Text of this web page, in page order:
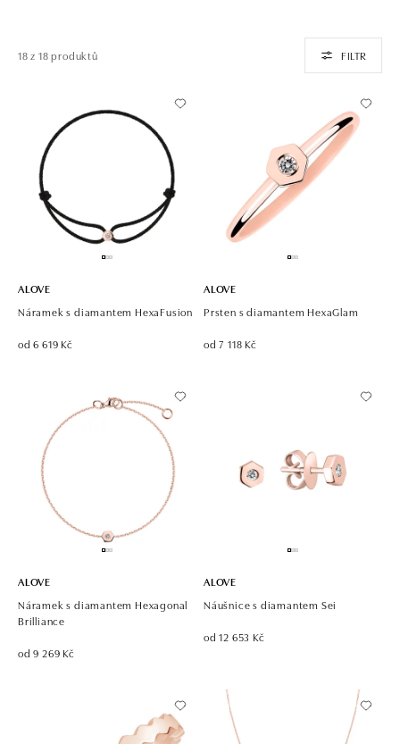
18 z 18 produktů FILTR
ALOVE
Náramek s diamantem HexaFusion
od 6 619 Kč
ALOVE
Prsten s diamantem HexaGlam
od 7 118 Kč
ALOVE
Náramek s diamantem Hexagonal
Brilliance
od 9 269 Kč
ALOVE
Náušnice s diamantem Sei
od 12 653 Kč